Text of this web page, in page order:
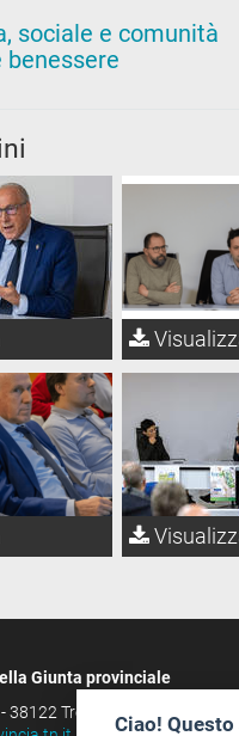
sociale e comunità
benessere
Giunta provinciale
38122 Trento (IT)Ciao!